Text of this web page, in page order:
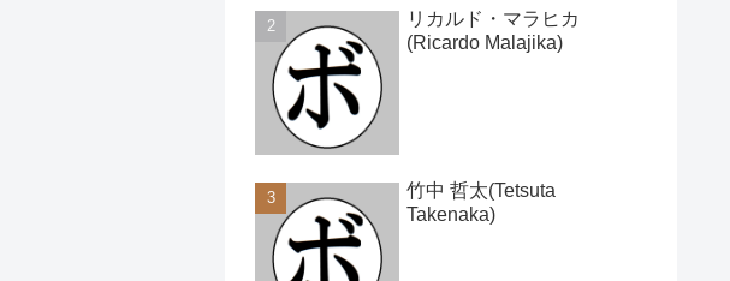
リカルド・マラヒカ
(Ricardo Malajika)
竹中 哲太(Tetsuta
Takenaka)